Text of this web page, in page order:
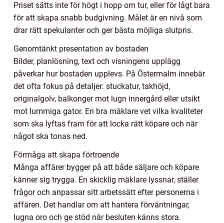
Priset sätts inte för högt i hopp om tur, eller för lågt bara
för att skapa snabb budgivning. Målet är en nivå som
drar rätt spekulanter och ger bästa möjliga slutpris.
Genomtänkt presentation av bostaden
Bilder, planlösning, text och visningens upplägg
påverkar hur bostaden upplevs. På Östermalm innebär
det ofta fokus på detaljer: stuckatur, takhöjd,
originalgolv, balkonger mot lugn innergård eller utsikt
mot lummiga gator. En bra mäklare vet vilka kvaliteter
som ska lyftas fram för att locka rätt köpare och när
något ska tonas ned.
Förmåga att skapa förtroende
Många affärer bygger på att både säljare och köpare
känner sig trygga. En skicklig mäklare lyssnar, ställer
frågor och anpassar sitt arbetssätt efter personerna i
affären. Det handlar om att hantera förväntningar,
lugna oro och ge stöd när besluten känns stora.